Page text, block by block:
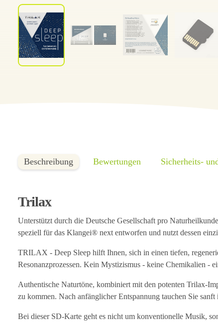
Beschreibung Bewertungen Sicherheits-
Trilax
Unterstützt durch die Deutsche Gesellschaft pro
speziell für das Klangei® next entworfen und nutzt dessen
TRILAX - Deep Sleep hilft Ihnen, sich in einen tiefen,
Resonanzprozessen. Kein Mystizismus - keine Chemikalien -
Authentische Naturtöne, kombiniert mit den potenten Trilax-
zu kommen. Nach anfänglicher Entspannung tauchen Sie sanft
Bei dieser SD-Karte geht es nicht um konventionelle Musik,